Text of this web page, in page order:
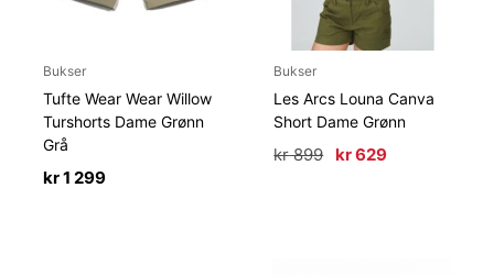
Bukser
Tufte Wear Wear Willow
Turshorts Dame Grønn
Grå
kr1 299
Bukser
Les Arcs Louna Canva
Short Dame Grønn
kr899 Opprinnelig
kr629Nåværende